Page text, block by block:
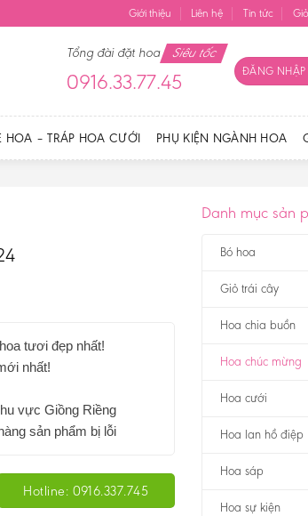
Giới thiệu Liên hệ Tin tức
Tổng đài đặt hoa Siêu tốc
0916.33.77.45 ĐĂNG
HOA – TRÁP HOA CƯỚI PHỤ KIỆN NGÀNH HOA
Danh mục sản
Bó hoa
Giỏ trái cây
Hoa chia buồn
Hoa chúc mừng
Hoa cưới
Hoa lan hồ điệp
Hoa sáp
Hoa sự kiện
tươi đẹp nhất!
nhất!
vực Giồng Riềng
sản phẩm bị lỗi
Hotline: 0916.337.745